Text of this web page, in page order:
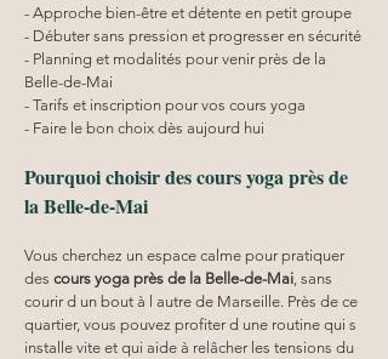
- Approche bien-être et détente en petit groupe
- Débuter sans pression et progresser en sécurité
- Planning et modalités pour venir près de la
Belle-de-Mai
- Tarifs et inscription pour vos cours yoga
- Faire le bon choix dès aujourd hui
Pourquoi choisir des cours yoga près de
la Belle-de-Mai
Vous cherchez un espace calme pour pratiquer
des cours yoga près de la Belle-de-Mai , sans
courir d un bout à l autre de Marseille. Près de ce
quartier, vous pouvez profiter d une routine qui s
installe vite et qui aide à relâcher les tensions du